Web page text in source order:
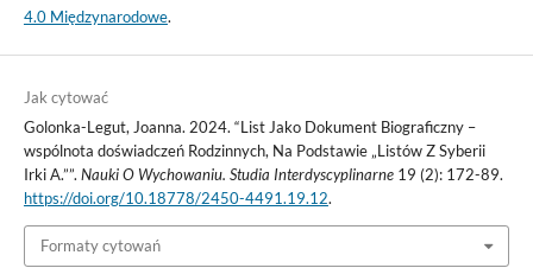
4.0 Międzynarodowe.
Jak cytować
Golonka-Legut, Joanna. 2024. “List Jako Dokument Biograficzny –
wspólnota doświadczeń Rodzinnych, Na Podstawie „Listów Z Syberii
Irki A.””. Nauki O Wychowaniu. Studia Interdyscyplinarne19 (2): 172-89.
https://doi.org/10.18778/2450-4491.19.12.
Formaty cytowań